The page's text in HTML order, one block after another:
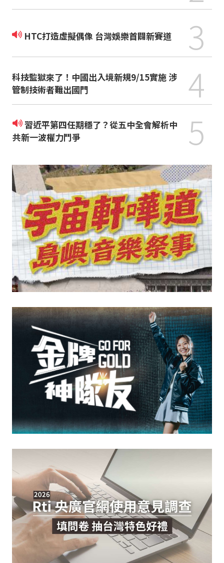
HTC打造虛擬偶像 台灣娛樂首闢新賽道 3
科技監獄來了！中國出入境新規9/15實施 涉
管制技術者難出國門
4
習近平第四任期穩了？從五中全會解析中
共新一波權力鬥爭
5